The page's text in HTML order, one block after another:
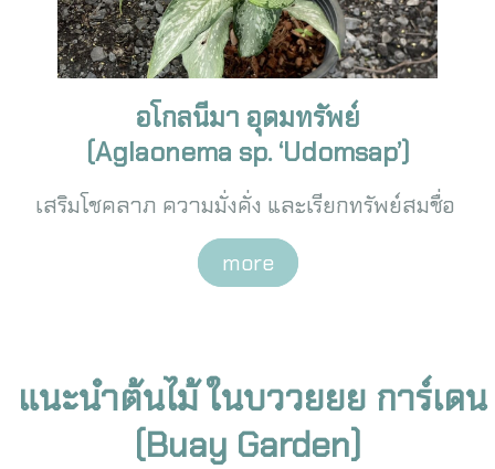
อโกลนีมา อุดมทรัพย์
(Aglaonema sp. ‘Udomsap’)
เสริมโชคลาภ ความมั่งคั่ง และเรียกทรัพย์สมชื่อ
more
แนะนำต้นไม้ ในบววยยย การ์เดน
(Buay Garden)